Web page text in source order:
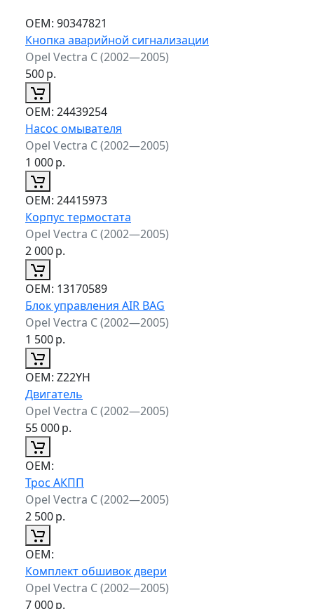
ОЕМ: 90347821
Кнопка аварийной сигнализации
Opel Vectra C (2002—2005)
500р.
ОЕМ: 24439254
Насос омывателя
Opel Vectra C (2002—2005)
1 000р.
ОЕМ: 24415973
Корпус термостата
Opel Vectra C (2002—2005)
2 000р.
ОЕМ: 13170589
Блок управления AIR BAG
Opel Vectra C (2002—2005)
1 500р.
ОЕМ: Z22YH
Двигатель
Opel Vectra C (2002—2005)
55 000р.
ОЕМ:
Трос АКПП
Opel Vectra C (2002—2005)
2 500р.
ОЕМ:
Комплект обшивок двери
Opel Vectra C (2002—2005)
7 000р.